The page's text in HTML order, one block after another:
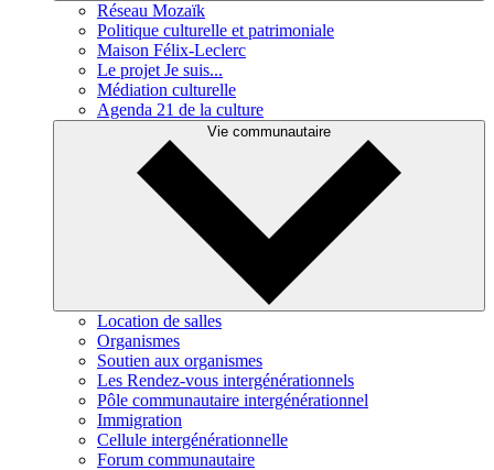
Réseau Mozaïk
Politique culturelle et patrimoniale
Maison Félix-Leclerc
Le projet Je suis...
Médiation culturelle
Agenda 21 de la culture
Vie communautaire
Location de salles
Organismes
Soutien aux organismes
Les Rendez-vous intergénérationnels
Pôle communautaire intergénérationnel
Immigration
Cellule intergénérationnelle
Forum communautaire